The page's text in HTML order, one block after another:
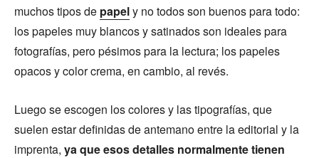
muchos tipos de papely no todos son buenos para todo:
los papeles muy blancos y satinados son ideales para
fotografías, pero pésimos para la lectura; los papeles
opacos y color crema, en cambio, al revés.
Luego se escogen los colores y las tipografías, que
suelen estar definidas de antemano entre la editorial y la
imprenta, ya que esos detalles normalmente tienen